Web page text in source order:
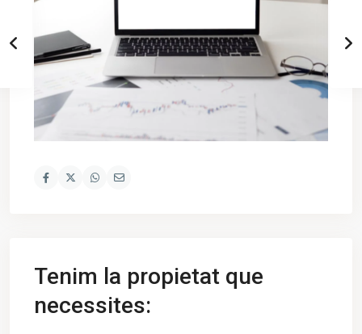
Tenim la propietat que
necessites: